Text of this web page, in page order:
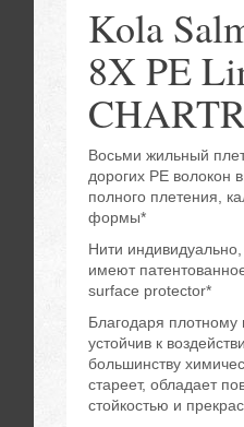
Kola
8X PE
Восьми жильный
дорогих PE волокон
полного плетения,
формы*
Нити
имеют
surface protector*
Благодаря
устойчив к
большинству
стареет, обладает
стойкостью и